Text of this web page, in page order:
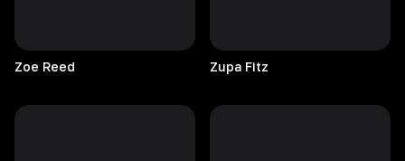
Zoe Reed Zupa Fitz